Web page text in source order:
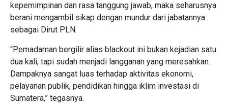
kepemimpinan dan rasa tanggung jawab, maka seharusnya
berani mengambil sikap dengan mundur dari jabatannya
sebagai Dirut PLN.
“Pemadaman bergilir alias blackout ini bukan kejadian satu
dua kali, tapi sudah menjadi langganan yang meresahkan.
Dampaknya sangat luas terhadap aktivitas ekonomi,
pelayanan publik, pendidikan hingga iklim investasi di
Sumatera,” tegasnya.